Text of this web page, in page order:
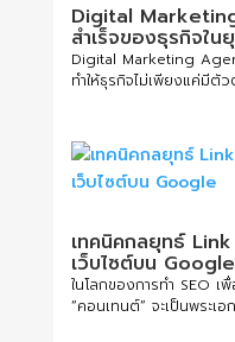
Digital
สำเร็จของธุรกิจใน
Digital Marketing
ทำให้ธุรกิจไม่เพียงแค่มีตั
เทคนิคกลยุทธ์
เว็บไซต์บน Google
ในโลกของการทำ SEO
“คอนเทนต์” จะเป็นพระเ